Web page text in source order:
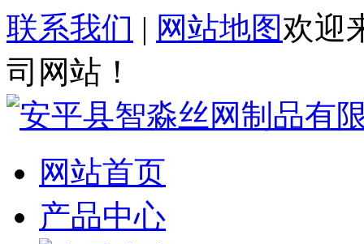
联系我们 | 网站地图欢迎
司网站！
网站首页
产品中心